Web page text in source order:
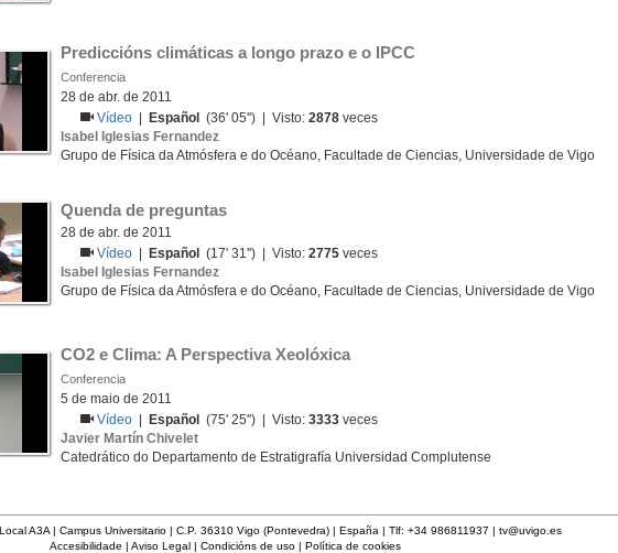
Prediccións climáticas a longo prazo e o IPCC
Conferencia
28 de abr. de 2011
Vídeo
Español (36' 05'') | Visto:2878 veces
Isabel Iglesias Fernandez
Grupo de Física da Atmósfera e do Océano, Facultade de Ciencias, Universidade de Vigo
Quenda de preguntas
28 de abr. de 2011
Vídeo
Español (17' 31'') | Visto:2775 veces
Isabel Iglesias Fernandez
Grupo de Física da Atmósfera e do Océano, Facultade de Ciencias, Universidade de Vigo
CO2 e Clima: A Perspectiva Xeolóxica
Conferencia
5 de maio de 2011
Vídeo
Español (75' 25'') | Visto:3333 veces
Javier Martín Chivelet
Catedrático do Departamento de Estratigrafía Universidad Complutense
A3A | Campus Universitario | C.P. 36310 Vigo (Pontevedra) | España | Tlf: +34 986811937 | tv@uvigo.es
Accesibilidade | Aviso Legal| Condicións de uso| Política de cookies